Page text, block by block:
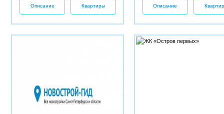
Описание Квартиры Описание